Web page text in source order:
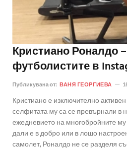
Кристиано Роналдо
футболистите в
Публикувана от: ВАНЯ ГЕОРГИЕВА
Кристиано е изключително
селфитата му са се превърнали в
ежедневието на многобройните
дали е в добро или в лошо
самолет, Роналдо не се разделя